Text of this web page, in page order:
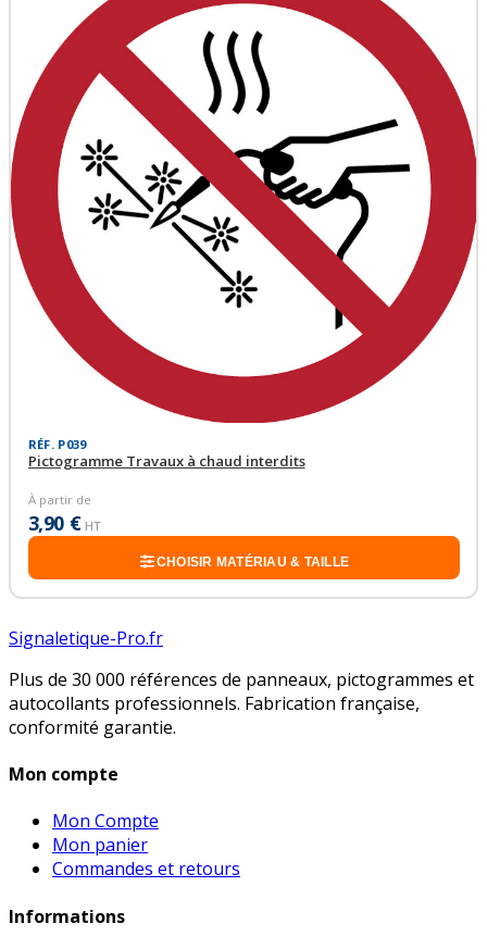
RÉF. P039
Pictogramme Travaux à chaud interdits
À partir de
3,90 € HT
CHOISIR MATÉRIAU & TAILLE
Signaletique-Pro.fr
Plus de 30 000 références de panneaux, pictogrammes et
autocollants professionnels. Fabrication française,
conformité garantie.
Mon compte
Mon Compte
Mon panier
Commandes et retours
Informations